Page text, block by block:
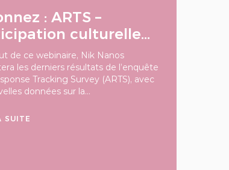
: ARTS –
culturelle...
de ce webinaire, Nik Nanos
les derniers résultats de l’enquête
Tracking Survey (ARTS), avec
données sur la...
SUITE